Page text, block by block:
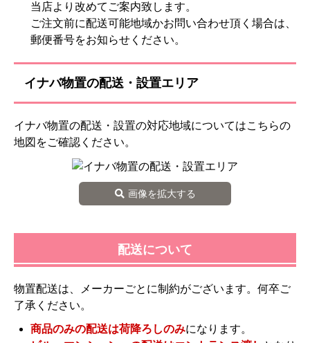
当店より改めてご案内致します。
ご注文前に配送可能地域かお問い合わせ頂く場合は、
郵便番号をお知らせください。
イナバ物置の配送・設置エリア
イナバ物置の配送・設置の対応地域についてはこちらの
地図をご確認ください。
画像を拡大する
配送について
物置配送は、メーカーごとに制約がございます。何卒ご
了承ください。
商品のみの配送は荷降ろしのみになります。